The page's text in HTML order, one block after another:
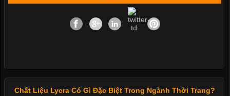
Chất Liệu Lycra Có Gì Đặc Biệt Trong Ngành Thời Trang?